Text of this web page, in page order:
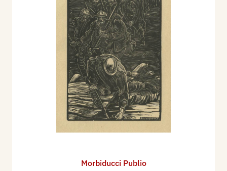
Morbiducci Publio